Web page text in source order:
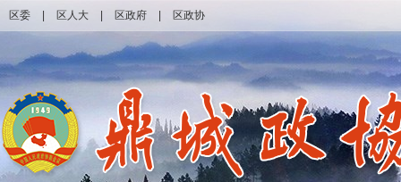
区委 区人大 区政府 区政协